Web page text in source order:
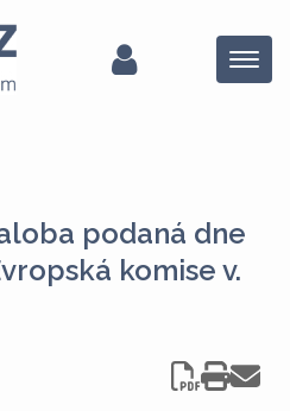
Menu
podaná dne
komise v.